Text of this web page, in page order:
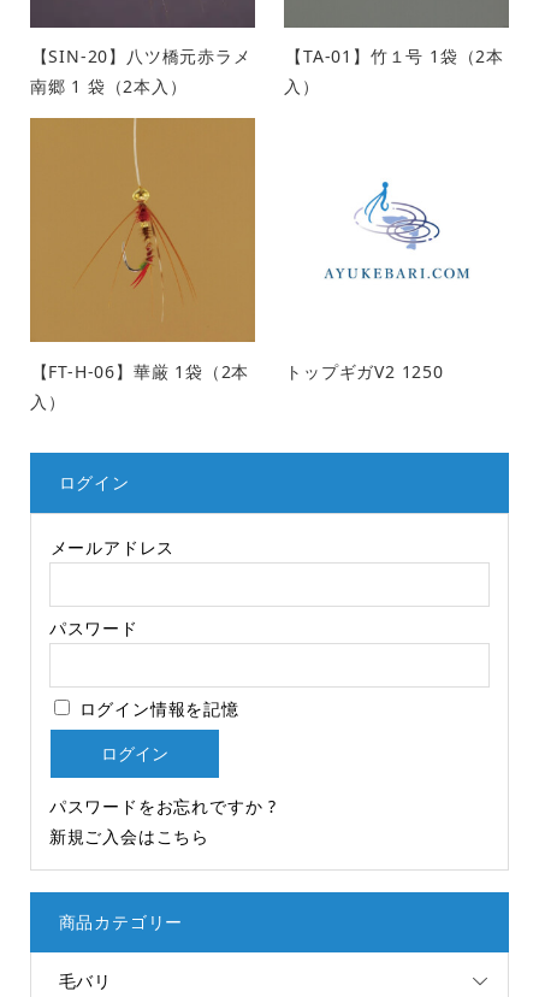
【SIN-20】八ツ橋元赤ラメ
南郷 1 袋（2本入）
【TA-01】竹１号 1袋（2本
入）
【FT-H-06】華厳 1袋（2本
入）
トップギガV2 1250
ログイン
メールアドレス
パスワード
ログイン情報を記憶
パスワードをお忘れですか ?
新規ご入会はこちら
商品カテゴリー
毛バリ